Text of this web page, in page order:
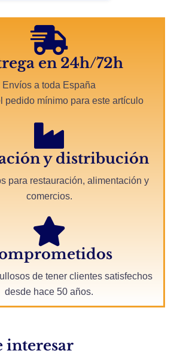
en 24h/72h
Envíos a toda España
pedido mínimo para este artículo
y distribución
para restauración, alimentación y
comercios.
de tener clientes satisfechos
desde hace 50 años.
interesar